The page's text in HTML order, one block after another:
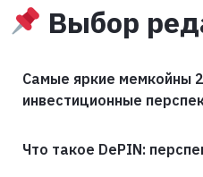
Выбор
Самые яркие мемкойны
инвестиционные
Что такое DePIN: